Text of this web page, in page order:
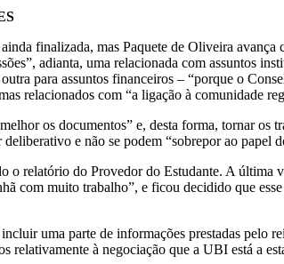
finalizada, mas Paquete de Oliveira
adianta, uma relacionada com assuntos
para assuntos financeiros – “porque o
relacionados com “a ligação à comunidade
os documentos” e, desta forma, tornar os
e não se podem “sobrepor ao papel
o relatório do Provedor do Estudante. A última
com muito trabalho”, e ficou decidido que
uma parte de informações prestadas pelo
relativamente à negociação que a UBI está a